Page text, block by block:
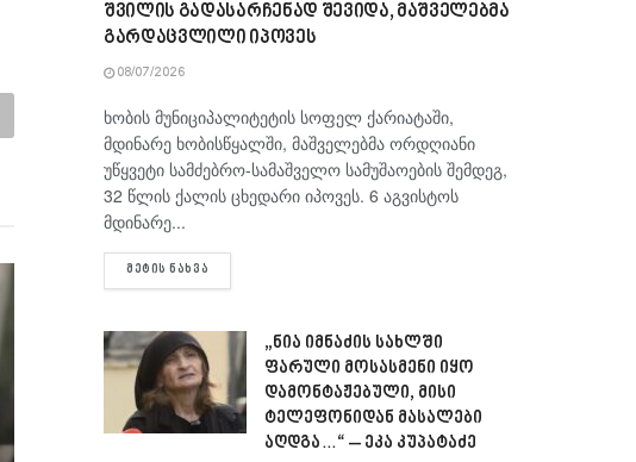
შვილის გადასარჩენად შევიდა, მაშველებმა
გარდაცვლილი იპოვეს
08/07/2026
ხობის მუნიციპალიტეტის სოფელ ქარიატაში,
მდინარე ხობისწყალში, მაშველებმა ორდღიანი
უწყვეტი სამძებრო-სამაშველო სამუშაოების შემდეგ,
32 წლის ქალის ცხედარი იპოვეს. 6 აგვისტოს
მდინარე...
ᲛᲔᲢᲘᲡ ᲜᲐᲮᲕᲐ
„ნია იმნაძის სახლში
ფარული მოსასმენი იყო
დამონტაჟებული, მისი
ტელეფონიდან მასალები
აღდგა…“ – ეკა კუპატაძე